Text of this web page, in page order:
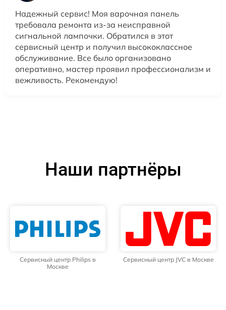
Надежный сервис! Моя варочная панель
требовала ремонта из-за неисправной
сигнальной лампочки. Обратился в этот
сервисный центр и получил высококлассное
обслуживание. Все было организовано
оперативно, мастер проявил профессионализм и
вежливость. Рекомендую!
Наши партнёры
Сервисный центр Philips в
Москве
Сервисный центр JVC в Москве